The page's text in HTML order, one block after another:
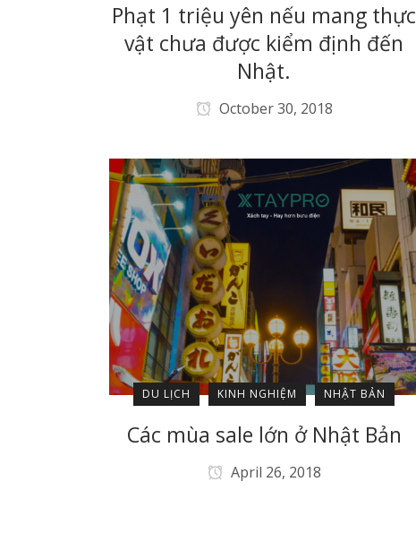
Phạt 1 triệu yên nếu mang thực
vật chưa được kiểm định đến
Nhật.
October 30, 2018
DU LỊCH KINH NGHIỆM NHẬT BẢN
Các mùa sale lớn ở Nhật Bản
April 26, 2018